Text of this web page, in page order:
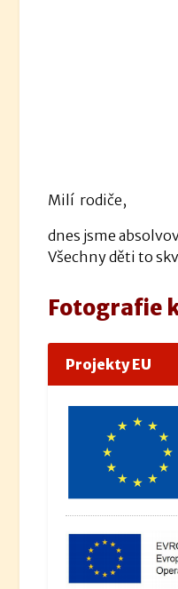
Milí rodiče,
dnes jsme
Všechny děti to
Fotografie
Projekty EU